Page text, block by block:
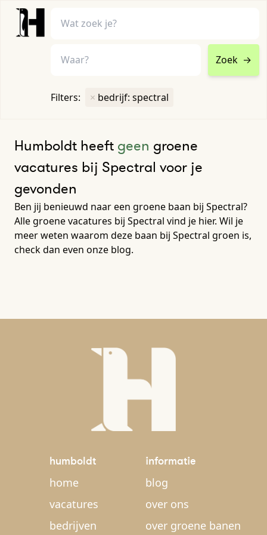
Zoek →
Filters: × bedrijf: spectral
Humboldt heeft geen groene
vacatures bij Spectral voor je
gevonden
Ben jij benieuwd naar een groene baan bij Spectral?
Alle groene vacatures bij Spectral vind je hier. Wil je
meer weten waarom deze baan bij Spectral groen is,
check dan even onze blog.
humboldt
home
vacatures
bedrijven
informatie
blog
over ons
over groene banen